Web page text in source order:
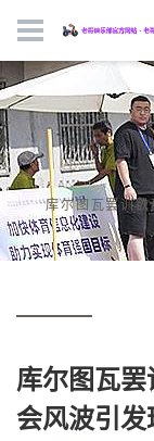
库尔图瓦罢训
库尔图瓦
会风波引